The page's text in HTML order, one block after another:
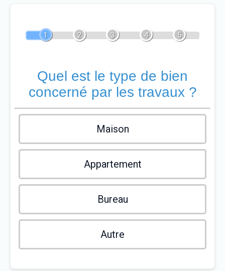
1 2 3 4 5
Quel est le type de bien
concerné par les travaux ?
Maison
Appartement
Bureau
Autre